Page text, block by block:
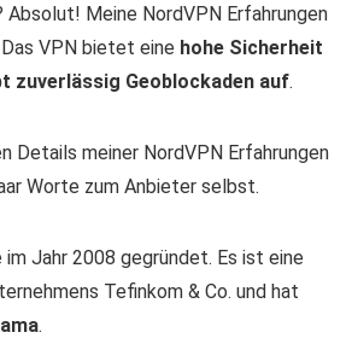
Absolut! Meine NordVPN Erfahrungen
VPN bietet eine hohe Sicherheit
zuverlässig Geoblockaden auf.
Details meiner NordVPN Erfahrungen
Worte zum Anbieter selbst.
im Jahr 2008 gegründet. Es ist eine
Tefinkom & Co. und hat
.